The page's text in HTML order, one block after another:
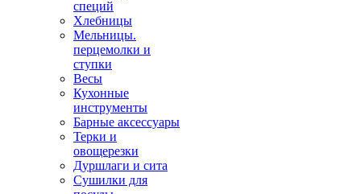
специй
Хлебницы
Мельницы.
перцемолки и
ступки
Весы
Кухонные
инструменты
Барные аксессуары
Терки и
овощерезки
Дуршлаги и сита
Сушилки для